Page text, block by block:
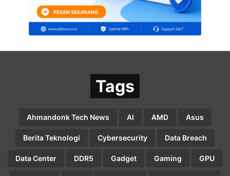
Tags
Ahmandonk Tech News AI AMD Asus
Berita Teknologi Cybersecurity Data Breach
Data Center DDR5 Gadget Gaming GPU